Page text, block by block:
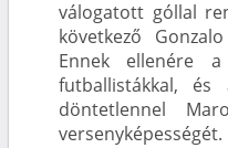
válogatott góllal
következő
Ennek ellenére
futballistákkal,
döntetlennel
versenyképességét.